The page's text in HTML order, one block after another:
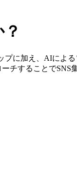
プに加え、AIによ
チすることでSNS